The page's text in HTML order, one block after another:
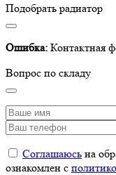
Подобрать радиатор
Ошибка: Контактная
Вопрос по складу
Соглашаюсь на
ознакомлен с